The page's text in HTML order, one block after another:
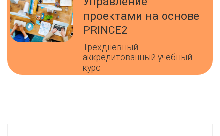
проектами на основе
PRINCE2
Трёхдневный
аккредитованный учебный
курс